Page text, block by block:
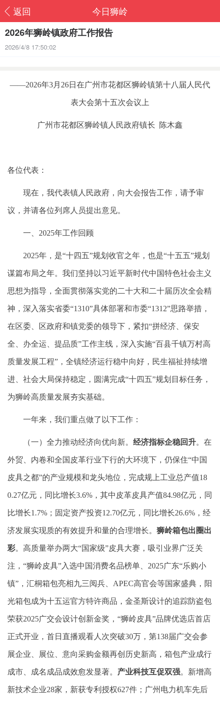
返回
今日狮岭
2026年狮岭镇政府工作报告
2026/4/8 17:50:02
——2026年3月26日在广州市花都区狮岭镇第十八届人民代
表大会第十五次会议上
广州市花都区狮岭镇人民政府镇长 陈木鑫
各位代表：
现在，我代表镇人民政府，向大会报告工作，请予审
议，并请各位列席人员提出意见。
一、2025年工作回顾
2025年，是“十四五”规划收官之年，也是“十五五”规划
谋篇布局之年。我们坚持以习近平新时代中国特色社会主义
思想为指导，全面贯彻落实党的二十大和二十届历次全会精
神，深入落实省委“1310”具体部署和市委“1312”思路举措，
在区委、区政府和镇党委的领导下，紧扣“拼经济、保安
全、办全运、提品质”工作主线，深入实施“百县千镇万村高
质量发展工程”，全镇经济运行稳中向好，民生福祉持续增
进、社会大局保持稳定，圆满完成“十四五”规划目标任务，
为狮岭高质量发展夯实基础。
一年来，我们重点做了以下工作：
（一）全力推动经济向优向新。 经济指标企稳回升。在
外贸、内卷和全国皮革行业下行的大环境下，仍保住“中国
皮具之都”的产业规模和龙头地位，完成规上工业总产值18
0.27亿元，同比增长3.6%，其中皮革皮具产值84.98亿元，同
比增长1.7%；固定资产投资12.70亿元，同比增长26.6%，经
济发展实现质的有效提升和量的合理增长。 狮岭箱包出圈出
彩。高质量举办两大“国家级”皮具大赛，吸引业界广泛关
注，“狮岭皮具”入选中国消费名品榜单、2025广东“乐购小
镇”，汇桐箱包亮相九三阅兵、APEC高官会等国家盛典，阳
光箱包成为十五运官方特许商品，金圣斯设计的追踪防盗包
荣获2025广交会设计创新金奖，“狮岭皮具”品牌优选店首店
正式开业，首日直播观看人次突破30万，第138届广交会参
展企业、展位、意向采购金额再创历史新高，箱包产业成行
成市、成名成品成效愈发显著。 产业科技互促双强。新增高
新技术企业28家，新获专利授权627件；广州电力机车先后